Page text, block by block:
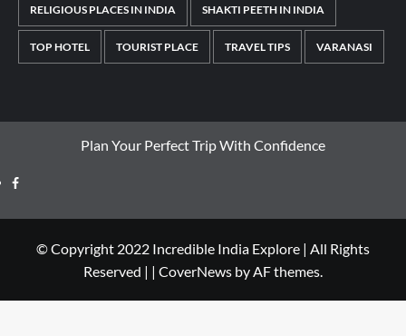
RELIGIOUS PLACES IN INDIA SHAKTI PEETH IN INDIA
TOP HOTEL TOURIST PLACE TRAVEL TIPS VARANASI
Plan Your Perfect Trip With Confidence
© Copyright 2022 Incredible India Explore | All Rights
Reserved | | CoverNews by AF themes.